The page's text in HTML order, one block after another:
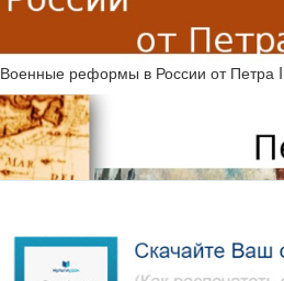
Военные реформы в России от Петра